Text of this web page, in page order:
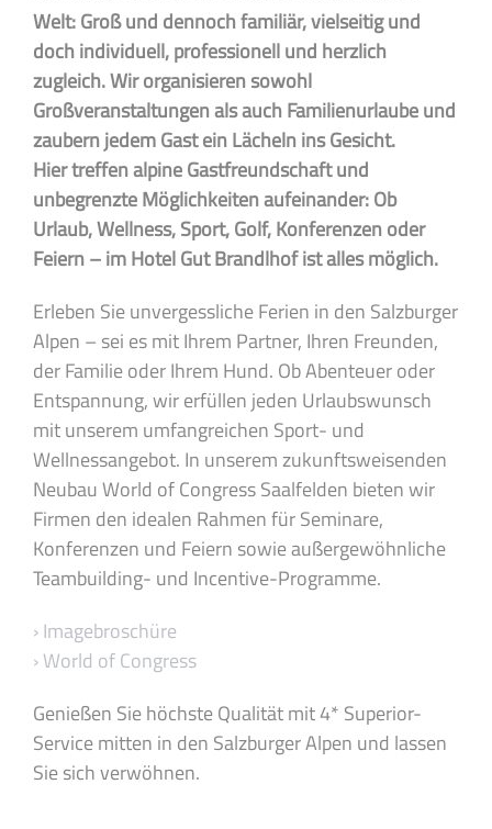
Welt: Groß und dennoch familiär, vielseitig und
doch individuell, professionell und herzlich
zugleich. Wir organisieren sowohl
Großveranstaltungen als auch Familienurlaube und
zaubern jedem Gast ein Lächeln ins Gesicht.
Hier treffen alpine Gastfreundschaft und
unbegrenzte Möglichkeiten aufeinander: Ob
Urlaub, Wellness, Sport, Golf, Konferenzen oder
Feiern – im Hotel Gut Brandlhof ist alles möglich.
Erleben Sie unvergessliche Ferien in den Salzburger
Alpen – sei es mit Ihrem Partner, Ihren Freunden,
der Familie oder Ihrem Hund. Ob Abenteuer oder
Entspannung, wir erfüllen jeden Urlaubswunsch
mit unserem umfangreichen Sport- und
Wellnessangebot. In unserem zukunftsweisenden
Neubau World of Congress Saalfelden bieten wir
Firmen den idealen Rahmen für Seminare,
Konferenzen und Feiern sowie außergewöhnliche
Teambuilding- und Incentive-Programme.
› Imagebroschüre
› World of Congress
Genießen Sie höchste Qualität mit 4* Superior-
Service mitten in den Salzburger Alpen und lassen
Sie sich verwöhnen.